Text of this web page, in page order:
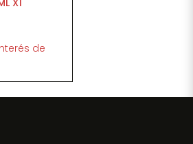
X1
de